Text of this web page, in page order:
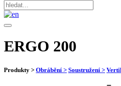
ERGO 200
Produkty > Obrábění > Soustružení >